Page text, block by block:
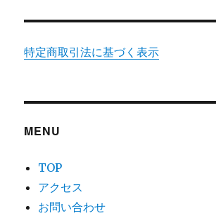
特定商取引法に基づく表示
MENU
TOP
アクセス
お問い合わせ